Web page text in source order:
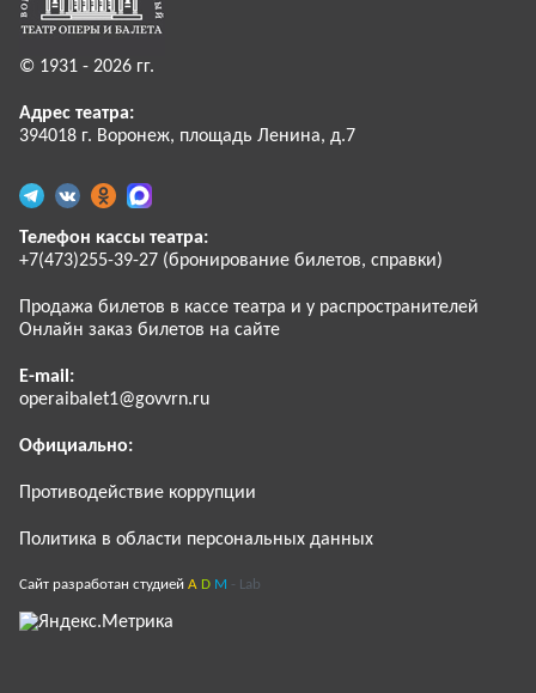
© 1931 - 2026 гг.
Адрес театра:
394018 г. Воронеж, площадь Ленина, д.7
Телефон кассы театра:
+7(473)255-39-27 (бронирование билетов, справки)
Продажа билетов в кассе театра и у распространителей
Онлайн заказ билетов на сайте
E-mail:
operaibalet1@govvrn.ru
Официально:
Противодействие коррупции
Политика в области персональных данных
Сайт разработан студией A D M - Lab